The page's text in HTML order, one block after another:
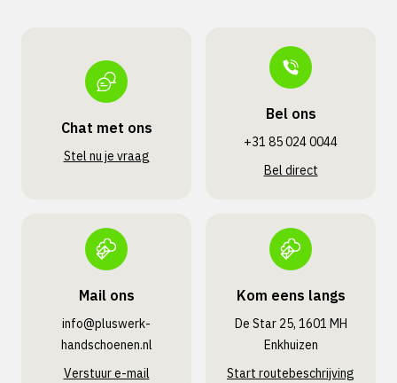
Chat met ons
Stel nu je vraag
Bel ons
+31 85 024 0044
Bel direct
Mail ons
info@pluswerk­
handschoenen.nl
Verstuur e-mail
Kom eens langs
De Star 25, 1601 MH
Enkhuizen
Start routebeschrijving